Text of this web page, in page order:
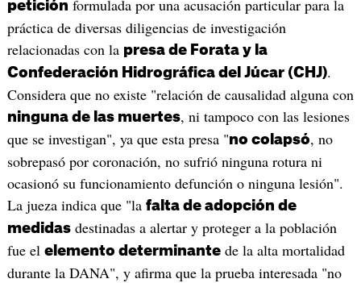
petición formulada por una acusación particular para la
práctica de diversas diligencias de investigación
relacionadas con la presa de Forata y la
Confederación Hidrográfica del Júcar (CHJ).
Considera que no existe "relación de causalidad alguna con
ninguna de las muertes, ni tampoco con las lesiones
que se investigan", ya que esta presa "no colapsó, no
sobrepasó por coronación, no sufrió ninguna rotura ni
ocasionó su funcionamiento defunción o ninguna lesión".
La jueza indica que "la falta de adopción de
medidasdestinadas a alertar y proteger a la población
fue el elemento determinantede la alta mortalidad
durante la DANA", y afirma que la prueba interesada "no